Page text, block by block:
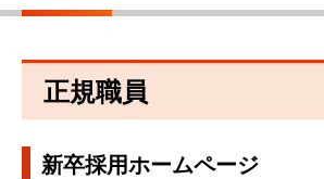
で
こ
正規職員
新卒採用ホームページ